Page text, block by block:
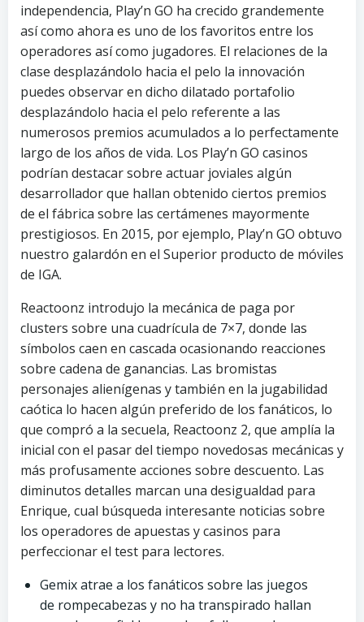
independencia, Play’n GO ha crecido grandemente
así­ como ahora es uno de los favoritos entre los
operadores así­ como jugadores. El relaciones de la
clase desplazándolo hacia el pelo la innovación
puedes observar en dicho dilatado portafolio
desplazándolo hacia el pelo referente a las
numerosos premios acumulados a lo perfectamente
largo de los años de vida. Los Play’n GO casinos
podrían destacar sobre actuar joviales algún
desarrollador que hallan obtenido ciertos premios
de el fábrica sobre las certámenes mayormente
prestigiosos. En 2015, por ejemplo, Play’n GO obtuvo
nuestro galardón en el Superior producto de móviles
de IGA.
Reactoonz introdujo la mecánica de paga por
clusters sobre una cuadrícula de 7×7, donde las
símbolos caen en cascada ocasionando reacciones
sobre cadena de ganancias. Las bromistas
personajes alienígenas y también en la jugabilidad
caótica lo hacen algún preferido de los fanáticos, lo
que compró a la secuela, Reactoonz 2, que amplía la
inicial con el pasar del tiempo novedosas mecánicas y
más profusamente acciones sobre descuento. Las
diminutos detalles marcan una desigualdad para
Enrique, cual búsqueda interesante noticias sobre
los operadores de apuestas y casinos para
perfeccionar el test para lectores.
Gemix atrae a los fanáticos sobre las juegos
de rompecabezas y no ha transpirado hallan